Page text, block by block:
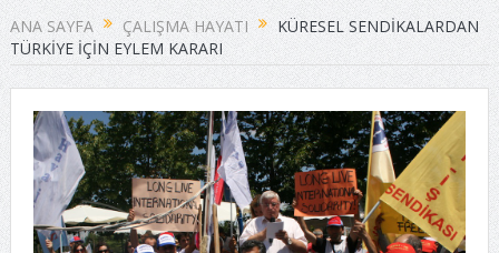
ANLAŞMAYLA SONUÇLANDI
Üyelerimize Duyuru
ANA SAYFA ÇALIŞMA HAYATI
KÜRESEL SENDIKALARDAN
TÜRKIYE İÇIN EYLEM KARARI